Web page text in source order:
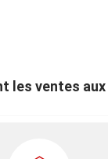
ventes aux